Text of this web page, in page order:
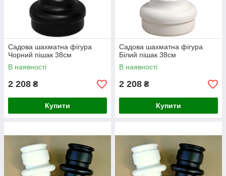
Садова шахматна фігура
Чорний пішак 38см
В наявності
2 208 ₴
Купити
Садова шахматна фігура
Білий пішак 38см
В наявності
2 208 ₴
Купити